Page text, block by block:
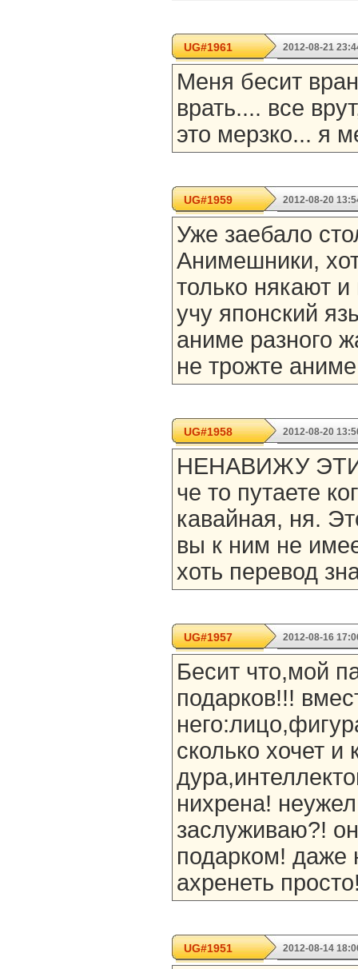
UG#1961 2012-08-21
Меня бесит
врать.... все
это мерзко... я
UG#1959 2012-08-20
Уже заебало
Анимешники,
только някают
учу японский
аниме разного
не трожте
UG#1958 2012-08-20
НЕНАВИЖУ
че то путаете
кавайная, ня.
вы к ним не
хоть перевод
UG#1957 2012-08-16
Бесит что,мой
подарков!!!
сколько хочет и
нихрена!
заслуживаю?!
подарком! даже
ахренеть
UG#1951 2012-08-14